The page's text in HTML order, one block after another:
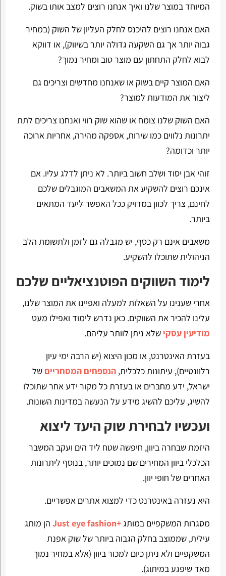
המיוחד במוצר שלנו ואיך אנחנו רוצים למצב אותו בשוק.
האם אנחנו רוצים להיכנס לחלק העליון של השוק (במחיר
גבוה יותר אך גם השקעה גדולה יותר בשיווק), או דווקא
לבוא לחלק התחתון עם מוצר טוב ומחיר נמוך?
האם המוצר קיים בשוק או שאנחנו מחדשים וצריכים גם
ליצור את המודעות למוצר?
האם השוק שלנו צומח או שהוא שוק רווי ואנחנו צריכים לתת
יתרונות נלווים כמו שירות, אספקה מהירה, אחריות ארוכה
יותר וכדומה?
זוהי אבן יסוד ושלב חשוב ביותר. לא ניתן לדלג עליו. אם
אינכם רוצים להשקיע את המשאבים המוגבלים שלכם
לחינם, צריך לכוון במדויק ככל האפשר ליעד המתאים
ביותר.
משאבים אינם רק כסף, יש מגבלה גם לזמן ולתשומת הלב
הניהולית שתוכלו להשקיע.
לימוד השווקים הפוטנציאליים שלכם
אחרי שענינו על השאלות למעלה ואפיינו את המוצר שלנו,
עלינו להכיר את השווקים. כאן נדרש לימוד ואפילו מעט
מודיעין עסקי שלא ניתן לוותר עליהם.
בעזרת האינטרנט, או מכון היצוא (יש הרבה ימי עיון
רלוונטיים), עיתונות כלכלית, הנספחים המסחריים של
ישראל, ידע מחברים או בעזרת כל מקור ידע אחר שתוכלו
להשיג, עליכם להשיג מידע על הנעשה במדינות השונות.
ועכשיו לבחירת שוק היעד ליצוא
היזמת שבחרה ביוון, חיפשה שטח ליד הים ועקב המשבר
הכלכלי ביוון המחירים שם נמוכים יותר, בנוסף ליתרונות
האחרים של חופי יוון.
היא נעזרה באינטרנט כדי למצוא אתרים אפשריים.
מסגרות המשקפיים במותג+Just eye fashion
הן מותג
עילית, שממוצב בחלק הגבוה ביותר של שוק אפנת
המשקפיים ולא ניתן כיום למכור ביוון (אלא במחיר נמוך
מאד שיפגע במיתוג).